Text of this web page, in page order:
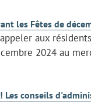
les Fêtes de
aux
2024 au
conseils